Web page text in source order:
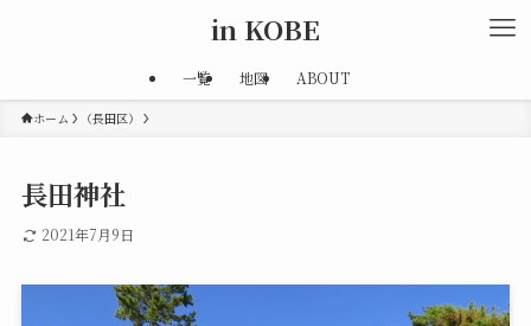
in KOBE
一覧 地図 ABOUT
ホーム （長田区）
長田神社
2021年7月9日